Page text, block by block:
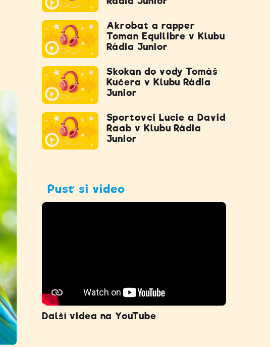
Akrobat a rapper
Toman Equilibre v Klubu
Rádia Junior
Skokan do vody Tomáš
Kučera v Klubu Rádia
Junior
Sportovci Lucie a David
Raab v Klubu Rádia
Junior
Pusť si video
Další videa na YouTube